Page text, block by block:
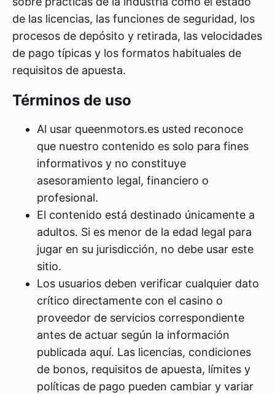
de las licencias, las funciones de seguridad, los
procesos de depósito y retirada, las velocidades
de pago típicas y los formatos habituales de
requisitos de apuesta.
Términos de uso
Al usar queenmotors.es usted reconoce
que nuestro contenido es solo para fines
informativos y no constituye
asesoramiento legal, financiero o
profesional.
El contenido está destinado únicamente a
adultos. Si es menor de la edad legal para
jugar en su jurisdicción, no debe usar este
sitio.
Los usuarios deben verificar cualquier dato
crítico directamente con el casino o
proveedor de servicios correspondiente
antes de actuar según la información
publicada aquí. Las licencias, condiciones
de bonos, requisitos de apuesta, límites y
políticas de pago pueden cambiar y variar